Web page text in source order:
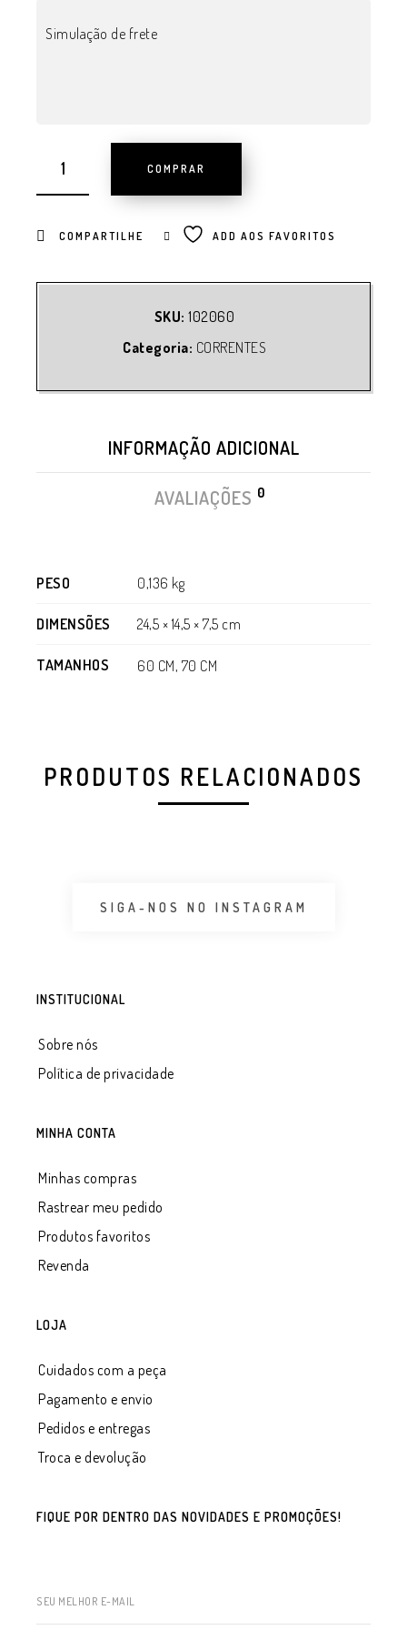
Simulação de frete
COMPRAR
COMPARTILHE ADD AOS FAVORITOS
SKU:102060
Categoria: CORRENTES
INFORMAÇÃO ADICIONAL
AVALIAÇÕES 0
PESO 0,136 kg
DIMENSÕES 24,5 × 14,5 × 7,5 cm
TAMANHOS 60 CM, 70 CM
PRODUTOS RELACIONADOS
SIGA-NOS NO INSTAGRAM
INSTITUCIONAL
Sobre nós
Política de privacidade
MINHA CONTA
Minhas compras
Rastrear meu pedido
Produtos favoritos
Revenda
LOJA
Cuidados com a peça
Pagamento e envio
Pedidos e entregas
Troca e devolução
FIQUE POR DENTRO DAS NOVIDADES E PROMOÇÕES!
SEU MELHOR E-MAIL